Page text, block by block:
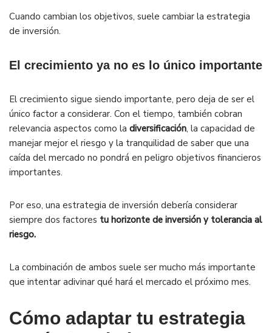
Cuando cambian los objetivos, suele cambiar la estrategia
de inversión.
El crecimiento ya no es lo único importante
El crecimiento sigue siendo importante, pero deja de ser el
único factor a considerar. Con el tiempo, también cobran
relevancia aspectos como la diversificación, la capacidad de
manejar mejor el riesgo y la tranquilidad de saber que una
caída del mercado no pondrá en peligro objetivos financieros
importantes.
Por eso, una estrategia de inversión debería considerar
siempre dos factores tu horizonte de inversión ytolerancia al
riesgo.
La combinación de ambos suele ser mucho más importante
que intentar adivinar qué hará el mercado el próximo mes.
Cómo adaptar tu estrategia